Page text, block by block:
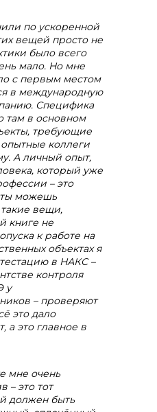
по ускоренной
вещей просто не
было всего
мало. Но мне
с первым местом
в международную
Специфика
там в основном
требующие
коллеги
А личный опыт,
который уже
– это
ты можешь
вещи,
книге не
к работе на
объектах я
в НАКС –
контроля
у
– проверяют
это дало
а это главное в
мне очень
– этотот
должен быть